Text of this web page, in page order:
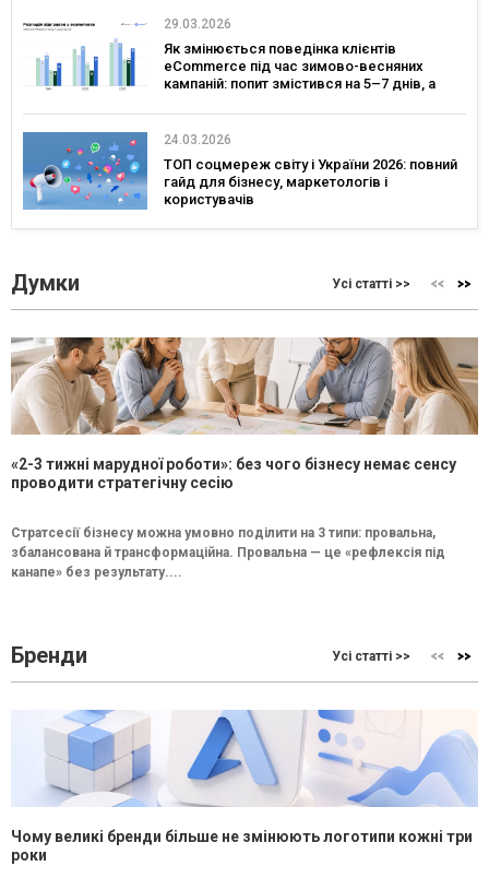
29.03.2026
Як змінюється поведінка клієнтів
eCommerce під час зимово-весняних
кампаній: попит змістився на 5–7 днів, а
четвер — дослідження eSputnik та Inweb
24.03.2026
ТОП соцмереж світу і України 2026: повний
гайд для бізнесу, маркетологів і
користувачів
Думки Усі статті >>
«2-3 тижні марудної роботи»: без чого бізнесу немає сенсу
проводити стратегічну сесію
Стратсесії бізнесу можна умовно поділити на 3 типи: провальна,
збалансована й трансформаційна. Провальна — це «рефлексія під
канапе» без результату....
Бренди Усі статті >>
Чому великі бренди більше не змінюють логотипи кожні три
роки